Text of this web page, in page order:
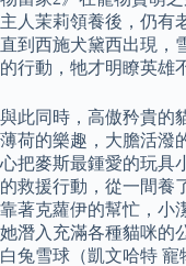
主人茉莉領養後，仍有
直到西施犬黛西出現，
的行動，牠才明瞭英雄
與此同時，高傲矜貴的
薄荷的樂趣，大膽活潑
心把麥斯最鍾愛的玩具
的救援行動，從一間養
靠著克蘿伊的幫忙，小
她潛入充滿各種貓咪的
白兔雪球（凱文哈特